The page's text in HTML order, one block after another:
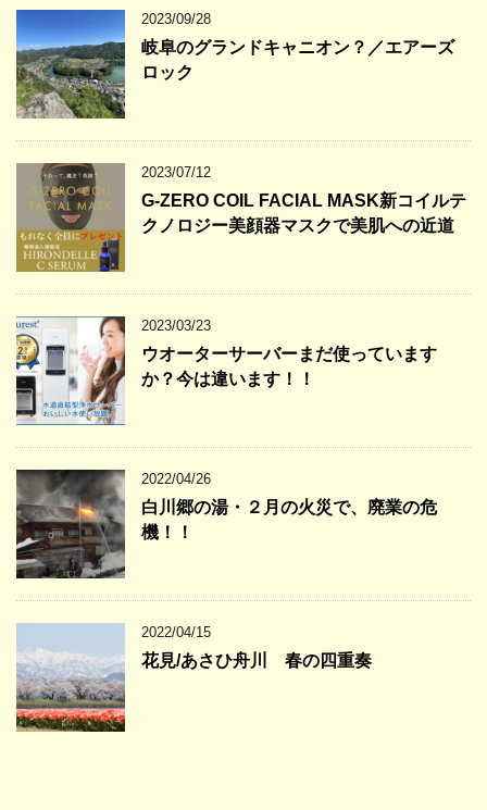
2023/09/28
岐阜のグランドキャニオン？／エアーズ
ロック
2023/07/12
G-ZERO COIL FACIAL MASK新コイルテ
クノロジー美顔器マスクで美肌への近道
2023/03/23
ウオーターサーバーまだ使っています
か？今は違います！！
2022/04/26
白川郷の湯・２月の火災で、廃業の危
機！！
2022/04/15
花見/あさひ舟川 春の四重奏